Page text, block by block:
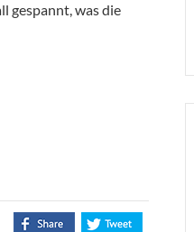
gespannt, was die